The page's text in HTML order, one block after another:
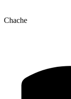
Chache